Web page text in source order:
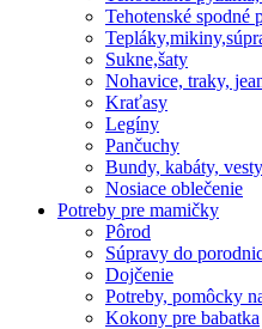
Tehotenské spodné
Sukne,šaty
Nohavice, traky,
Kraťasy
Legíny
Pančuchy
Bundy, kabáty, vesty
Nosiace oblečenie
Potreby pre mamičky
Pôrod
Súpravy do
Dojčenie
Potreby, pomôcky
Kokony pre babatka